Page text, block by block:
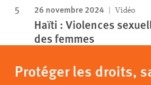
26 novembre 2024 Vidéo
Haïti : Violences
des femmes
Protéger les droits,